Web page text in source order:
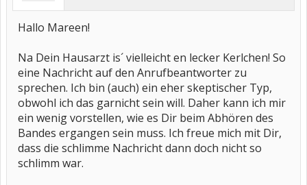
Hallo Mareen!
Na Dein Hausarzt is´ vielleicht en lecker Kerlchen! So
eine Nachricht auf den Anrufbeantworter zu
sprechen. Ich bin (auch) ein eher skeptischer Typ,
obwohl ich das garnicht sein will. Daher kann ich mir
ein wenig vorstellen, wie es Dir beim Abhören des
Bandes ergangen sein muss. Ich freue mich mit Dir,
dass die schlimme Nachricht dann doch nicht so
schlimm war.